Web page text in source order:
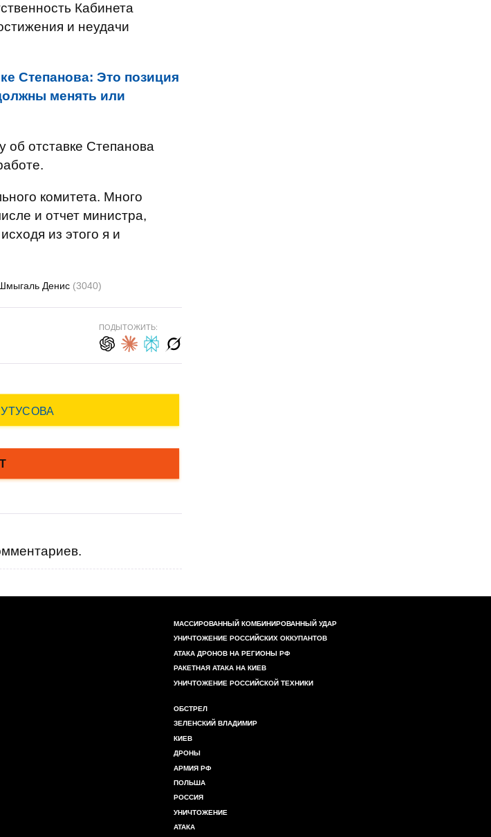
Кабинета
и неудачи
Степанова: Это позиция
менять или
об отставке Степанова
комитета. Много
и отчет министра,
из этого я и
Денис (3040)
ПОДЫТОЖИТЬ:
МАССИРОВАННЫЙ КОМБИНИРОВАННЫЙ УДАР
УНИЧТОЖЕНИЕ РОССИЙСКИХ ОККУПАНТОВ
АТАКА ДРОНОВ НА РЕГИОНЫ РФ
РАКЕТНАЯ АТАКА НА КИЕВ
УНИЧТОЖЕНИЕ РОССИЙСКОЙ ТЕХНИКИ
ОБСТРЕЛ
ЗЕЛЕНСКИЙ ВЛАДИМИР
КИЕВ
ДРОНЫ
АРМИЯ РФ
ПОЛЬША
РОССИЯ
УНИЧТОЖЕНИЕ
АТАКА